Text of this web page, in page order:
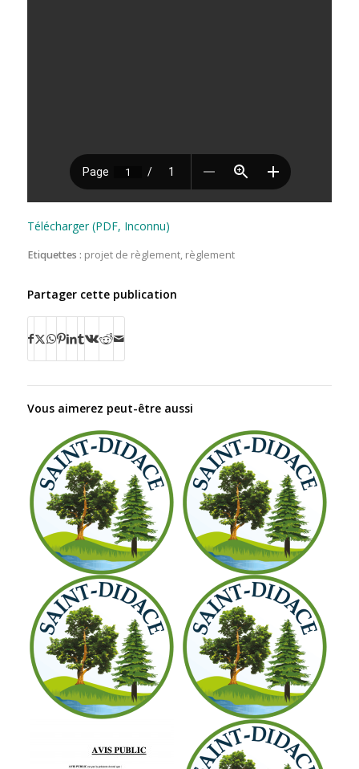
Télécharger (PDF, Inconnu)
Etiquettes : projet de règlement, règlement
Partager cette publication
Vous aimerez peut-être aussi